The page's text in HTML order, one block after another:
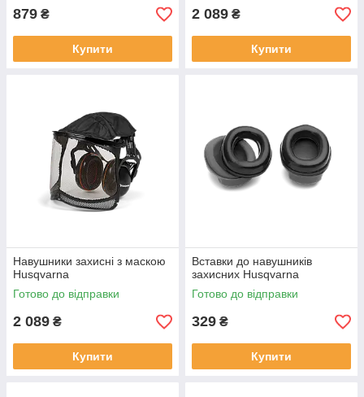
879 ₴
Купити
2 089 ₴
Купити
Навушники захисні з маскою
Husqvarna
Готово до відправки
2 089 ₴
Купити
Вставки до навушників
захисних Husqvarna
Готово до відправки
329 ₴
Купити